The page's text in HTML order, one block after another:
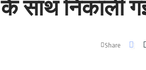
साथ निकाली
Share